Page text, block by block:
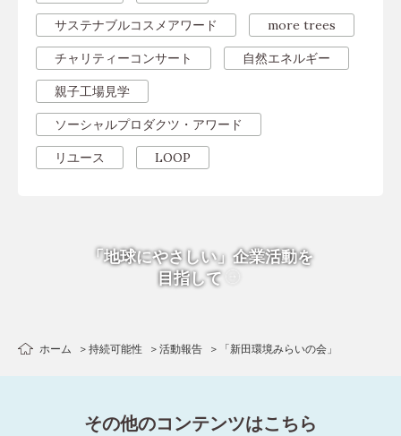
サステナブルコスメアワード more trees
チャリティーコンサート 自然エネルギー
親子工場見学
ソーシャルプロダクツ・アワード
リユース LOOP
「地球にやさしい」企業活動を
目指して
ホーム 持続可能性 活動報告 「新田環境みらいの会」
その他のコンテンツはこちら